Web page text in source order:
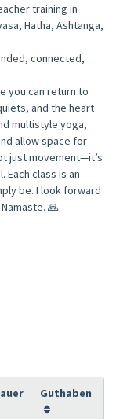
training in
Hatha, Ashtanga,
connected,
you can return to
and the heart
multistyle yoga,
allow space for
just movement—it’s
Each class is an
be. I look forward
🙏
Guthaben